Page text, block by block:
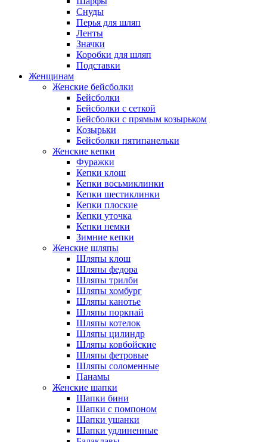
Снуды
Перья для шляп
Ленты
Значки
Коробки для шляп
Подставки
Женщинам
Женские бейсболки
Бейсболки
Бейсболки с сеткой
Бейсболки с прямым козырьком
Козырьки
Бейсболки пятипанельки
Женские кепки
Фуражки
Кепки клош
Кепки восьмиклинки
Кепки шестиклинки
Кепки плоские
Кепки уточка
Кепки немки
Зимние кепки
Женские шляпы
Шляпы клош
Шляпы федора
Шляпы трилби
Шляпы хомбург
Шляпы канотье
Шляпы поркпай
Шляпы котелок
Шляпы цилиндр
Шляпы ковбойские
Шляпы фетровые
Шляпы соломенные
Панамы
Женские шапки
Шапки бини
Шапки с помпоном
Шапки ушанки
Шапки удлиненные